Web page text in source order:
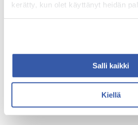
kerätty, kun olet käyttänyt heidän
Salli kaikki
Kiellä
Vähäsantanen Joonas